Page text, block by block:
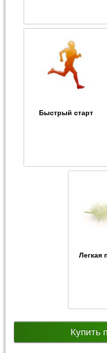
Быстрый старт
Легкая
Купить